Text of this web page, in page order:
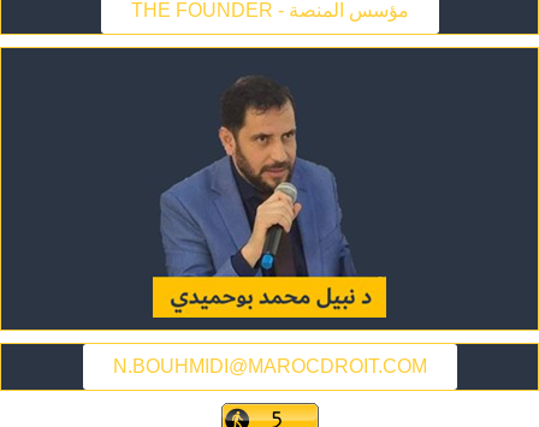
THE FOUNDER - مؤسس المنصة
N.BOUHMIDI@MAROCDROIT.COM